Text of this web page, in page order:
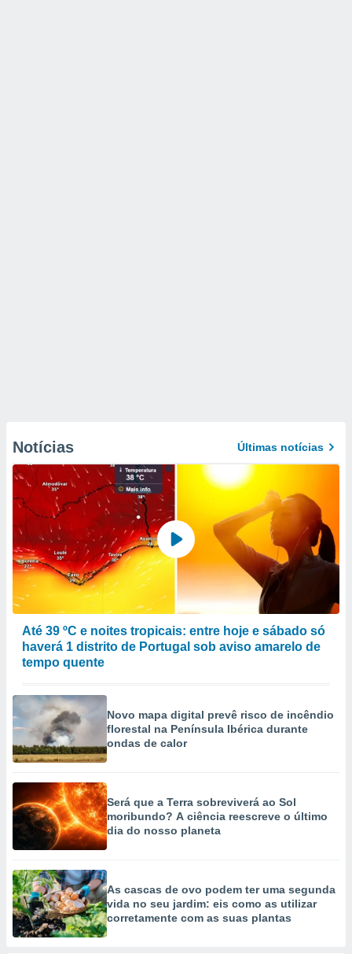
Notícias Últimas notícias
Até 39 ºC e noites tropicais: entre hoje e sábado só
haverá 1 distrito de Portugal sob aviso amarelo de
tempo quente
Novo mapa digital prevê risco de incêndio
florestal na Península Ibérica durante
ondas de calor
Será que a Terra sobreviverá ao Sol
moribundo? A ciência reescreve o último
dia do nosso planeta
As cascas de ovo podem ter uma segunda
vida no seu jardim: eis como as utilizar
corretamente com as suas plantas